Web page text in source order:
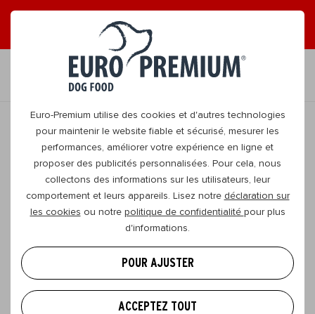
Euro-Premium utilise des cookies et d'autres technologies
pour maintenir le website fiable et sécurisé, mesurer les
performances, améliorer votre expérience en ligne et
proposer des publicités personnalisées. Pour cela, nous
collectons des informations sur les utilisateurs, leur
comportement et leurs appareils. Lisez notre déclaration sur
les cookies ou notre politique de confidentialité pour plus
d'informations.
POUR AJUSTER
ACCEPTEZ TOUT
LISEZ NOS MAGAZINES EN LIGNE GRATUITS !
FR
RETOURNER
Light ou Sterilized+ ? La meilleure
alimentation pour votre chien
Pour choisir la meilleure alimentation pour chien,
vous vous basez sur les préférences de votre animal
(sa saveur préférée, son goût pour les aliments secs